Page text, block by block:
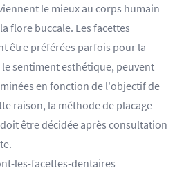
le mieux au corps humain
flore buccale. Les facettes
être préférées parfois pour la
sentiment esthétique, peuvent
en fonction de l'objectif de
raison, la méthode de placage
être décidée après consultation